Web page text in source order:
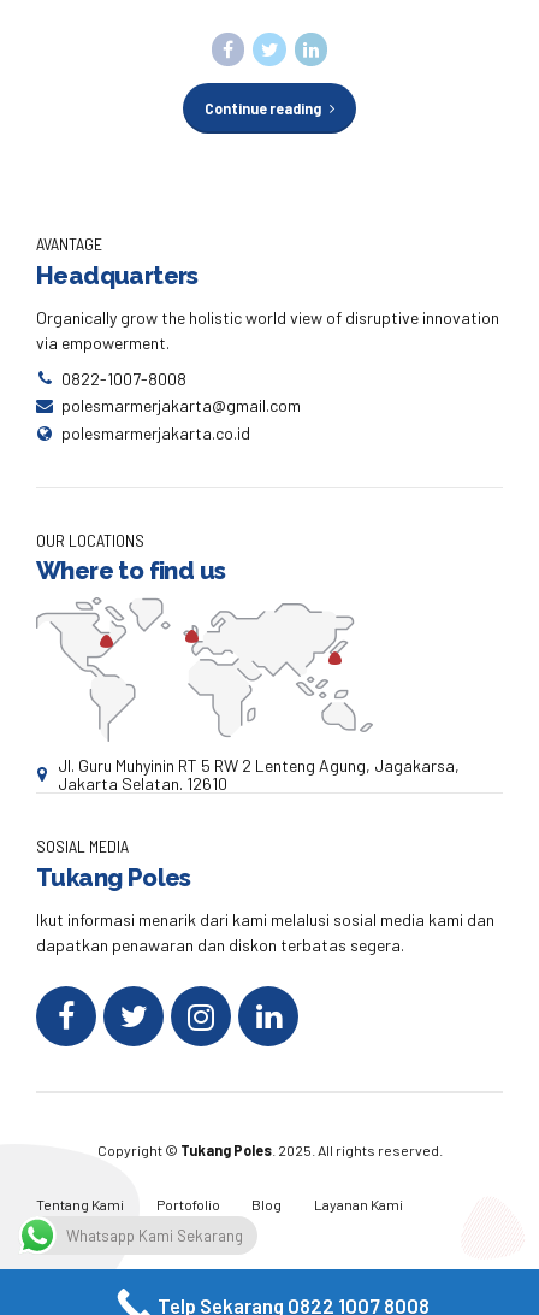
Continue reading
AVANTAGE
Headquarters
Organically grow the holistic world view of disruptive innovation
via empowerment.
0822-1007-8008
polesmarmerjakarta@gmail.com
polesmarmerjakarta.co.id
OUR LOCATIONS
Where to find us
Jl. Guru Muhyinin RT 5 RW 2 Lenteng Agung, Jagakarsa,
Jakarta Selatan. 12610
SOSIAL MEDIA
Tukang Poles
Ikut informasi menarik dari kami melalusi sosial media kami dan
dapatkan penawaran dan diskon terbatas segera.
Copyright © Tukang Poles. 2025. All rights reserved.
Tentang Kami Portofolio Blog
Layanan Kami
Kontak Kami
Facebook Twitter Instagram Email
Whatsapp Kami Sekarang
Telp Sekarang 0822 1007 8008